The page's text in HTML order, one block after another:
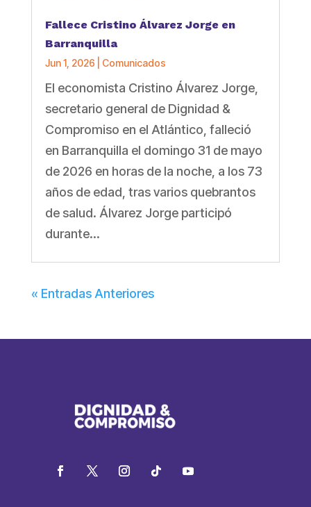
Fallece Cristino Álvarez Jorge en
Barranquilla
Jun 1, 2026 Comunicados
El economista Cristino Álvarez Jorge,
secretario general de Dignidad &
Compromiso en el Atlántico, falleció
en Barranquilla el domingo 31 de mayo
de 2026 en horas de la noche, a los 73
años de edad, tras varios quebrantos
de salud. Álvarez Jorge participó
durante...
« Entradas Anteriores